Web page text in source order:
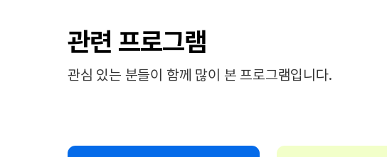
관련 프로그램
관심 있는 분들이 함께 많이 본 프로그램입니다.